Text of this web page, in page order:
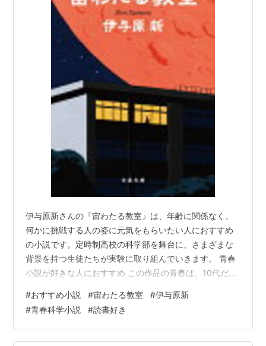
伊与原新さんの『宙わたる教室』は、年齢に関係なく、
何かに挑戦する人の姿に元気をもらいたい人におすすめ
の小説です。定時制高校の科学部を舞台に、さまざまな
背景を持つ生徒たちが実験に取り組んでいきます。 青春
小説が好きな人におすすめ この作品の青春は、10代だけ
も、それぞれの事情を抱えながら同じ教室に集まりま
す。仲間と出会い、ひとつの目標に向かって進んでいく
姿に、まっすぐな熱があります。 学び直しの物語が好き
な人におすすめ 学校に通えなかった時間や、つまずいた
#おすすめ小説 #宙わたる教室 #伊与原新
#青春科学小説 #読書好き